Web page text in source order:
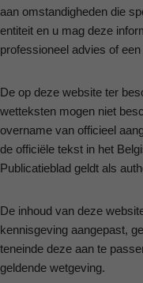
aan omstandigheden die
entiteit en u mag deze
professioneel advies of
De op deze website ter
wetteksten mogen niet
overname van officieel
de officiële tekst in het
Publicatieblad geldt als
De inhoud van deze
kennisgeving aangepast,
teneinde deze aan te
geldende wetgeving.